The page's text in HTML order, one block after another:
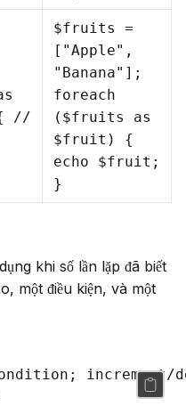
{ //
$fruits =
["Apple",
"Banana"];
foreach
($fruits as
$fruit) {
echo $fruit;
}
khi số lần lặp đã biết
một điều kiện, và một
increment/